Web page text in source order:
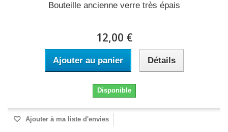
Bouteille ancienne verre très épais
12,00 €
Ajouter au panier Détails
Disponible
Ajouter à ma liste d'envies